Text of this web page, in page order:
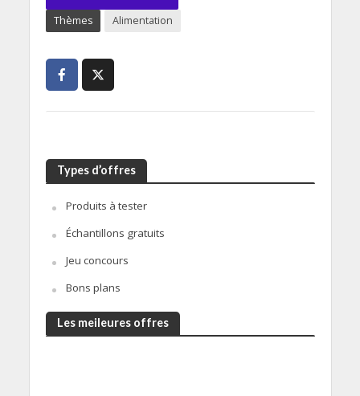
Thèmes Alimentation
Types d’offres
Produits à tester
Échantillons gratuits
Jeu concours
Bons plans
Les meileures offres